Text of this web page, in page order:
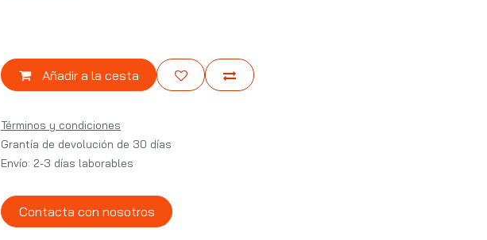
Añadir a la cesta
Términos y condiciones
Grantía de devolución de 30 días
Envío: 2-3 días laborables
Contacta con nosotros